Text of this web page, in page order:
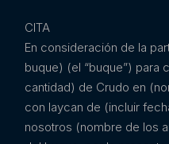
CITA
En consideración de la
buque) (el “buque”) para
cantidad) de Crudo en
con laycan de (incluir
nosotros (nombre de los